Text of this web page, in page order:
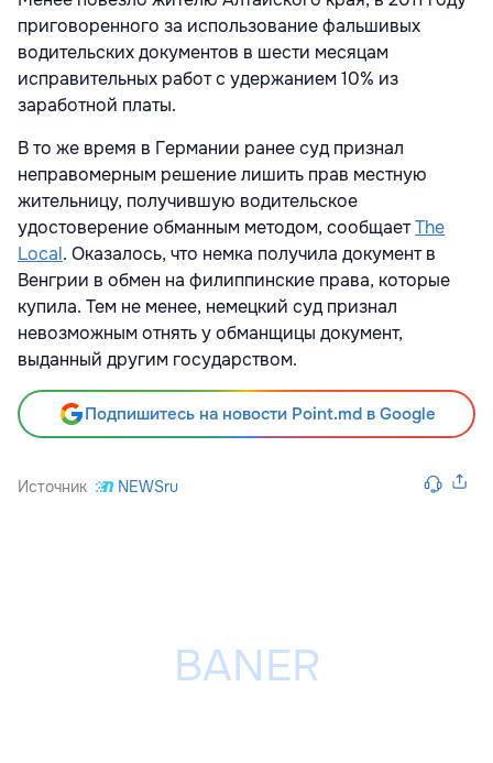
приговоренного за использование фальшивых
водительских документов в шести месяцам
исправительных работ с удержанием 10% из
заработной платы.
В то же время в Германии ранее суд признал
неправомерным решение лишить прав местную
жительницу, получившую водительское
удостоверение обманным методом, сообщаетThe
Local. Оказалось, что немка получила документ в
Венгрии в обмен на филиппинские права, которые
купила. Тем не менее, немецкий суд признал
невозможным отнять у обманщицы документ,
выданный другим государством.
Подпишитесь на новости Point.md в Google
Источник NEWSru